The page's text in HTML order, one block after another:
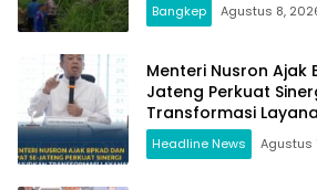
Bangkep Agustus 8,
Menteri Nusron Ajak
Jateng Perkuat
Transformasi
Headline News Agustus